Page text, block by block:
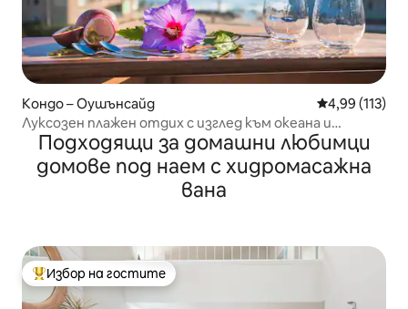
Кондо – Оушънсайд Средна
4,99 (113)
Луксозен плажен отдих с изглед към океана и
самостоятелно спа
Подходящи за домашни любимци
домове под наем с хидромасажна
вана
Най-популярен избор на гостите
Избор на гостите